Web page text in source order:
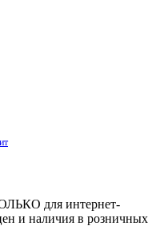
для интернет-
и наличия в розничных